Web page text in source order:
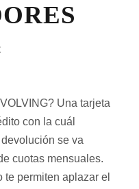
Una tarjeta
con la cuál
se va
cuotas mensuales.
te permiten aplazar el